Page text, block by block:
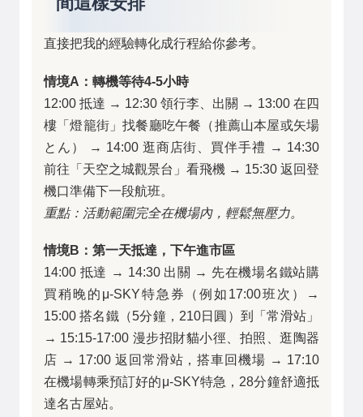
直接把我的經驗轉化成行程給你參考。
情境A：轉機等待4-5小時
12:00 抵達 → 12:30 領行李、出關 → 13:00 在四
樓「燈籠街」找餐廳吃午餐（推薦山本屋或矢場
とん） → 14:00 逛商店街、買伴手禮 → 14:30
前往「天空之城觀景台」看飛機 → 15:30 返回登
機口準備下一段航班。
重點：活動範圍完全在機場內，輕鬆無壓力。
情境B：第一天抵達，下午進市區
14:00 抵達 → 14:30 出關 → 先在機場名鐵站購
買稍晚的μ-SKY特急券（例如17:00班次）→
15:00 搭名鐵（5分鐘，210日圓）到「常滑站」
→ 15:15-17:00 漫步招財貓小徑、拍照、逛陶器
店 → 17:00 返回常滑站，搭車回機場 → 17:10
在機場轉乘預訂好的μ-SKY特急，28分鐘舒適抵
達名古屋站。